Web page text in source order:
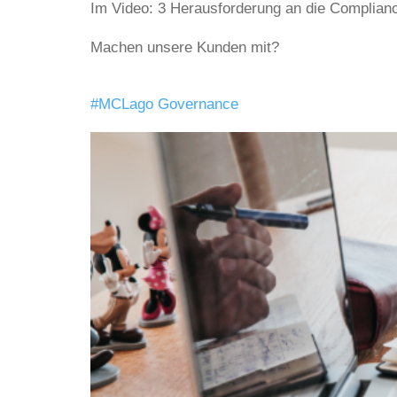
Im Video: 3 Herausforderung an die
Machen unsere Kunden mit?
#MCLago Governance